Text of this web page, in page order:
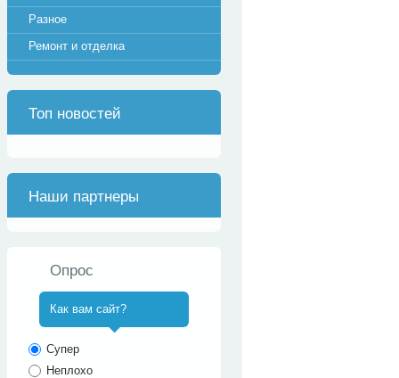
Разное
Ремонт и отделка
Топ новостей
Наши партнеры
Опрос
Как вам сайт?
Супер
Неплохо